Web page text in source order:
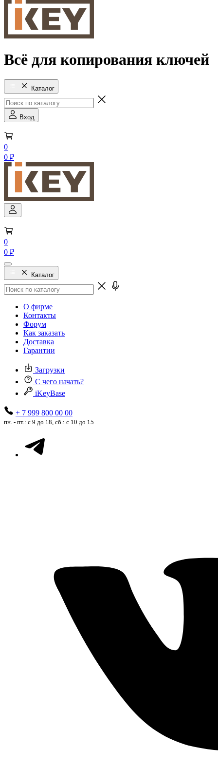
Всё для копирования ключей
Каталог
Вход
0
0 ₽
0
0 ₽
Каталог
О фирме
Контакты
Форум
Как заказать
Доставка
Гарантии
Загрузки
С чего начать?
iKeyBase
+ 7 999 800 00 00
пн. - пт.: с 9 до 18, сб.: с 10 до 15